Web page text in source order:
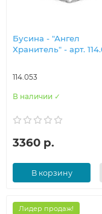
Бусина - "Ангел
Хранитель" - арт.
114.053
В наличии ✓
3360 р.
В корзину
Лидер продаж!